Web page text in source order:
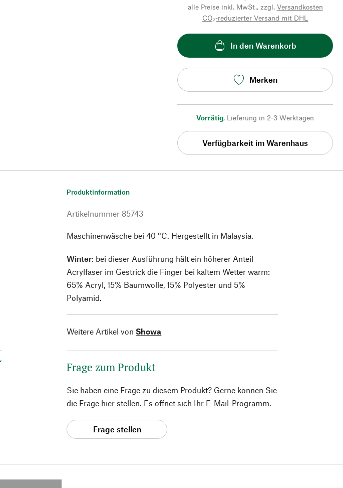
alle Preise inkl. MwSt., zzgl. Versandkosten
CO₂-reduzierter Versand mit DHL
In den Warenkorb
Merken
Vorrätig, Lieferung in 2-3 Werktagen
Verfügbarkeit im Warenhaus
Produktinformation
Artikelnummer 85743
Maschinenwäsche bei 40 °C. Hergestellt in Malaysia.
Winter: bei dieser Ausführung hält ein höherer Anteil
Acrylfaser im Gestrick die Finger bei kaltem Wetter warm:
65% Acryl, 15% Baumwolle, 15% Polyester und 5%
Polyamid.
Weitere Artikel von Showa
Frage zum Produkt
Sie haben eine Frage zu diesem Produkt? Gerne können Sie
die Frage hier stellen. Es öffnet sich Ihr E-Mail-Programm.
Frage stellen